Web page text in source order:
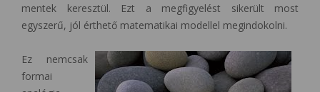
mentek keresztül. Ezt a megfigyelést sikerült most
egyszerű, jól érthető matematikai modellel megindokolni.
Ez nemcsak
formai